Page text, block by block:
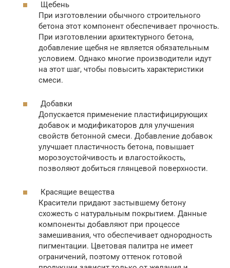
Щебень
При изготовлении обычного строительного
бетона этот компонент обеспечивает прочность.
При изготовлении архитектурного бетона,
добавление щебня не является обязательным
условием. Однако многие производители идут
на этот шаг, чтобы повысить характеристики
смеси.
Добавки
Допускается применение пластифицирующих
добавок и модификаторов для улучшения
свойств бетонной смеси. Добавление добавок
улучшает пластичность бетона, повышает
морозоустойчивость и влагостойкость,
позволяют добиться глянцевой поверхности.
Красящие вещества
Красители придают застывшему бетону
схожесть с натуральным покрытием. Данные
компоненты добавляют при процессе
замешивания, что обеспечивает однородность
пигментации. Цветовая палитра не имеет
ограничений, поэтому оттенок готовой